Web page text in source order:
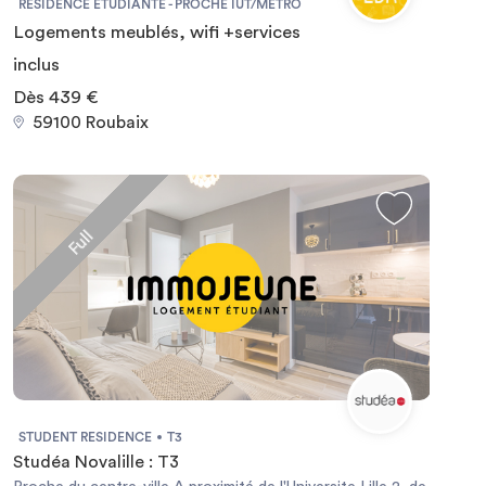
RÉSIDENCE ÉTUDIANTE - PROCHE IUT/MÉTRO
Logements meublés, wifi +services
inclus
Dès 439 €
59100 Roubaix
Full
STUDENT RESIDENCE T3
Studéa Novalille : T3